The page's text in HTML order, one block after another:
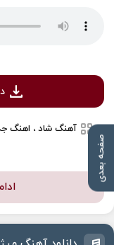
صفحه بعدی
آهنگ شاد ، اهنگ